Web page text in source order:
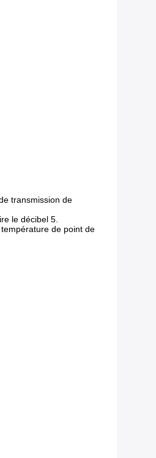
transmission de
le décibel 5.
de point de